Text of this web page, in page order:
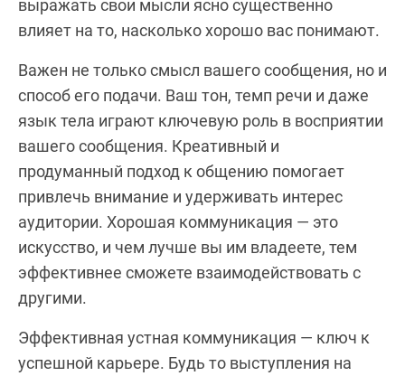
выражать свои мысли ясно существенно
влияет на то, насколько хорошо вас понимают.
Важен не только смысл вашего сообщения, но и
способ его подачи. Ваш тон, темп речи и даже
язык тела играют ключевую роль в восприятии
вашего сообщения. Креативный и
продуманный подход к общению помогает
привлечь внимание и удерживать интерес
аудитории. Хорошая коммуникация — это
искусство, и чем лучше вы им владеете, тем
эффективнее сможете взаимодействовать с
другими.
Эффективная устная коммуникация — ключ к
успешной карьере. Будь то выступления на